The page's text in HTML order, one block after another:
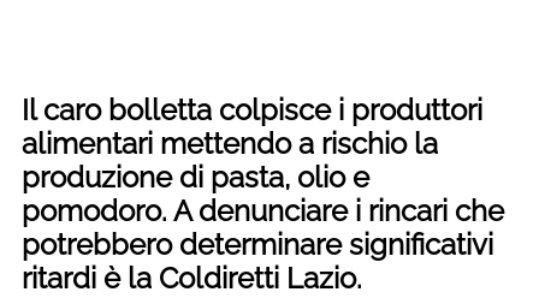
Il caro bolletta colpisce i produttori
alimentari mettendo a rischio la
produzione di pasta, olio e
pomodoro. A denunciare i rincari che
potrebbero determinare significativi
ritardi è la Coldiretti Lazio.